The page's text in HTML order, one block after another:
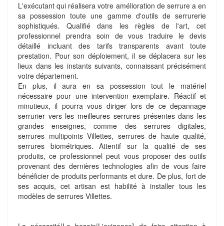
L'exécutant qui réalisera votre amélioration de serrure a en
sa possession toute une gamme d'outils de serrurerie
sophistiqués. Qualifié dans les règles de l'art, cet
professionnel prendra soin de vous traduire le devis
détaillé incluant des tarifs transparents avant toute
prestation. Pour son déploiement, il se déplacera sur les
lieux dans les instants suivants, connaissant précisément
votre département.
En plus, il aura en sa possession tout le matériel
nécessaire pour une intervention exemplaire. Réactif et
minutieux, il pourra vous diriger lors de ce depannage
serrurier vers les meilleures serrures présentes dans les
grandes enseignes, comme des serrures digitales,
serrures multipoints Villettes, serrures de haute qualité,
serrures biométriques. Attentif sur la qualité de ses
produits, ce professionnel peut vous proposer des outils
provenant des dernières technologies afin de vous faire
bénéficier de produits performants et dure. De plus, fort de
ses acquis, cet artisan est habilité à installer tous les
modèles de serrures Villettes.